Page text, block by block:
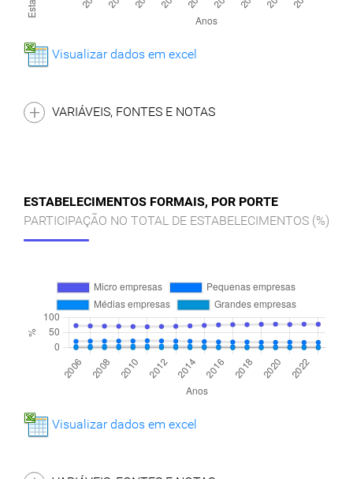
Visualizar dados em excel
VARIÁVEIS, FONTES E NOTAS
ESTABELECIMENTOS FORMAIS, POR PORTE
PARTICIPAÇÃO NO TOTAL DE ESTABELECIMENTOS (%)
Visualizar dados em excel